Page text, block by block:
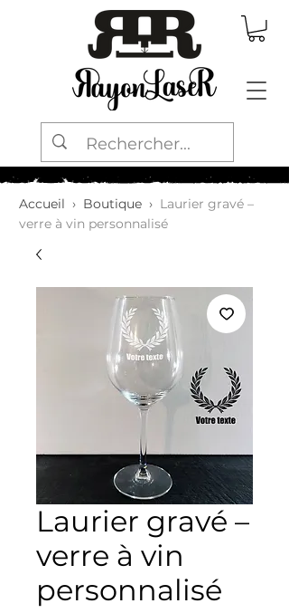
Accueil › Boutique › Laurier gravé –
verre à vin personnalisé
Laurier gravé –
verre à vin
personnalisé